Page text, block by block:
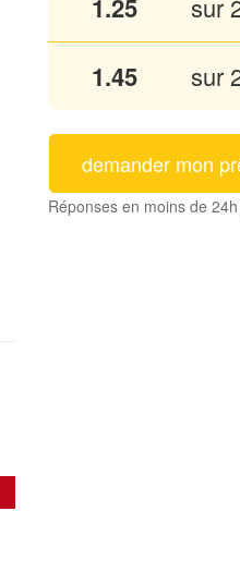
1.25 sur
1.45 sur
demander mon
Réponses en moins de